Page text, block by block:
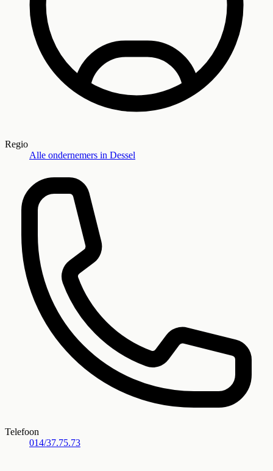
Regio
Alle ondernemers in Dessel
Telefoon
014/37.75.73